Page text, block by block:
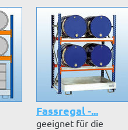
Fassregal -...
geeignet für die